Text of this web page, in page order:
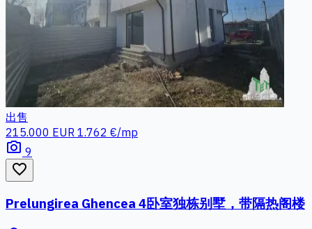
出售
215.000 EUR 1.762 €/mp
photo_camera 9
favorite_border
Prelungirea Ghencea 4卧室独栋别墅，带隔热阁楼